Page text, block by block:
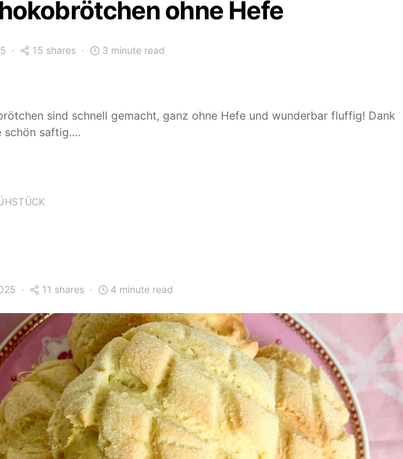
ohne Hefe
15 shares 3 minute read
sind schnell gemacht, ganz ohne Hefe und wunderbar fluffig! Dank
schön saftig.…
11 shares 4 minute read